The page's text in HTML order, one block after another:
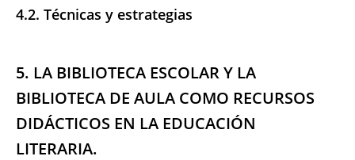
4.2. Técnicas y estrategias
5. LA BIBLIOTECA ESCOLAR Y LA
BIBLIOTECA DE AULA COMO RECURSOS
DIDÁCTICOS EN LA EDUCACIÓN
LITERARIA.